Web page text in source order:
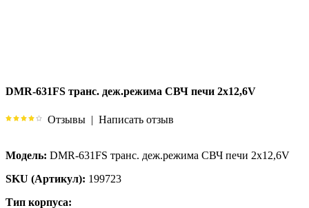
DMR-631FS транс. деж.режима СВЧ печи 2х12,6V
Отзывы | Написать отзыв
Модель: DMR-631FS транс. деж.режима СВЧ печи 2х12,6V
SKU (Артикул): 199723
Тип корпуса: